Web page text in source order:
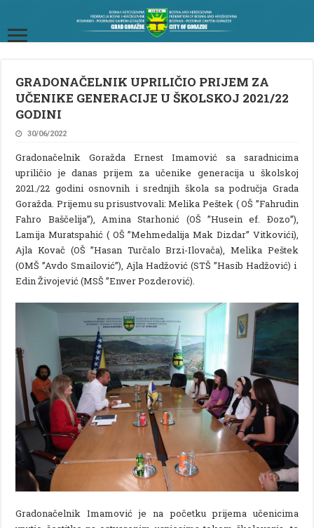
GRADONAČELNIK UPRILIČIO PRIJEM ZA
UČENIKE GENERACIJE U ŠKOLSKOJ 2021/22
GODINI
30/06/2022
Gradonačelnik Goražda Ernest Imamović sa saradnicima
upriličio je danas prijem za učenike generacija u školskoj
2021./22 godini osnovnih i srednjih škola sa područja Grada
Goražda. Prijemu su prisustvovali: Melika Peštek ( OŠ ”Fahrudin
Fahro Baščelija”), Amina Starhonić (OŠ ”Husein ef. Đozo”),
Lamija Muratspahić ( OŠ ”Mehmedalija Mak Dizdar” Vitkovići),
Ajla Kovač (OŠ ”Hasan Turčalo Brzi-Ilovača), Melika Peštek
(OMŠ ”Avdo Smailović”), Ajla Hadžović (STŠ ”Hasib Hadžović) i
Edin Živojević (MSŠ ”Enver Pozderović).
Gradonačelnik Imamović je na početku prijema učenicima